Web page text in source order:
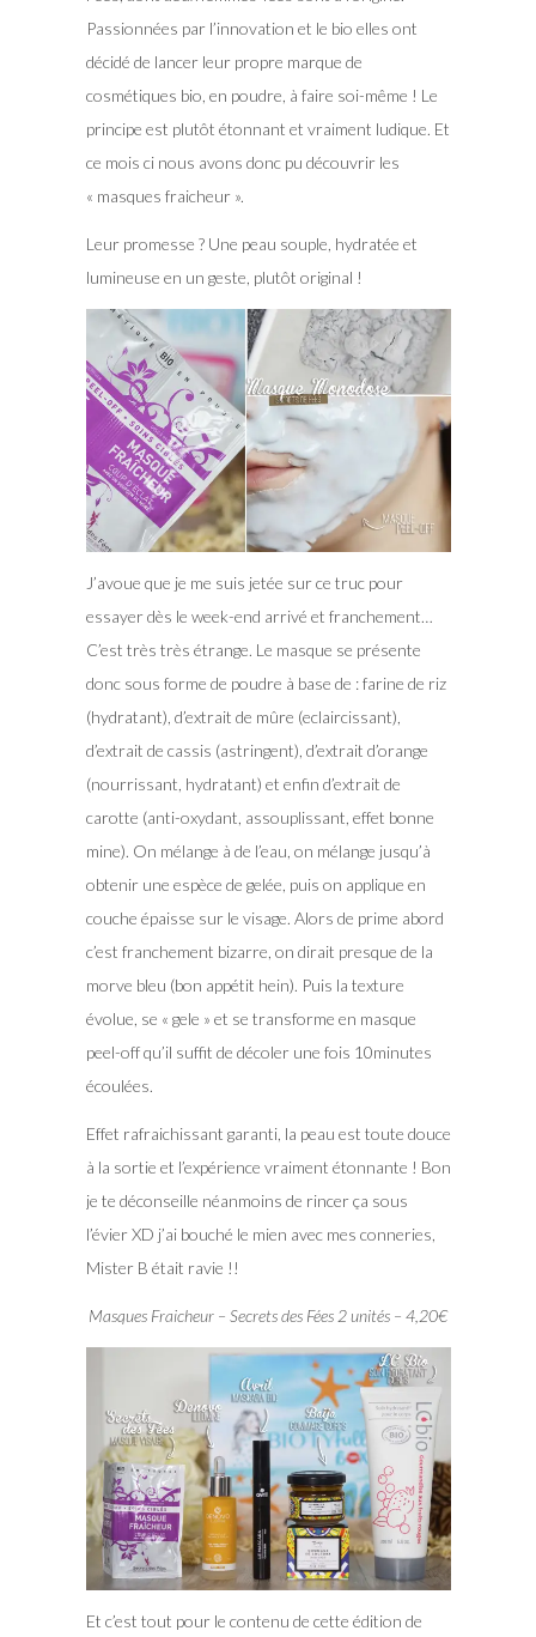
Passionnées par l’innovation et le bio elles ont
décidé de lancer leur propre marque de
cosmétiques bio, en poudre, à faire soi-même ! Le
principe est plutôt étonnant et vraiment ludique. Et
ce mois ci nous avons donc pu découvrir les
« masques fraicheur ».
Leur promesse ? Une peau souple, hydratée et
lumineuse en un geste, plutôt original !
J’avoue que je me suis jetée sur ce truc pour
essayer dès le week-end arrivé et franchement…
C’est très très étrange. Le masque se présente
donc sous forme de poudre à base de : farine de riz
(hydratant), d’extrait de mûre (eclaircissant),
d’extrait de cassis (astringent), d’extrait d’orange
(nourrissant, hydratant) et enfin d’extrait de
carotte (anti-oxydant, assouplissant, effet bonne
mine). On mélange à de l’eau, on mélange jusqu’à
obtenir une espèce de gelée, puis on applique en
couche épaisse sur le visage. Alors de prime abord
c’est franchement bizarre, on dirait presque de la
morve bleu (bon appétit hein). Puis la texture
évolue, se « gele » et se transforme en masque
peel-off qu’il suffit de décoler une fois 10minutes
écoulées.
Effet rafraichissant garanti, la peau est toute douce
à la sortie et l’expérience vraiment étonnante ! Bon
je te déconseille néanmoins de rincer ça sous
l’évier XD j’ai bouché le mien avec mes conneries,
Mister B était ravie !!
Masques Fraicheur – Secrets des Fées 2 unités – 4,20€
Et c’est tout pour le contenu de cette édition de